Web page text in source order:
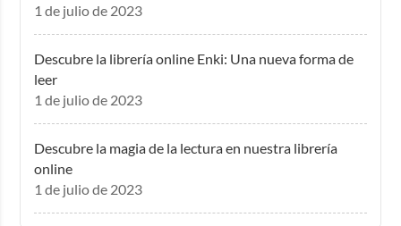
1 de julio de 2023
Descubre la librería online Enki: Una nueva forma de
leer
1 de julio de 2023
Descubre la magia de la lectura en nuestra librería
online
1 de julio de 2023